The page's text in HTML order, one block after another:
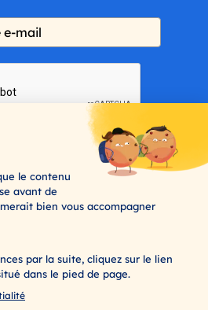
Mentions LégalesCGU